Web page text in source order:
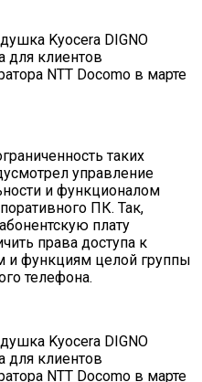
таких
управление
и функционалом
ПК. Так,
плату
права доступа к
функциям целой группы
телефона.